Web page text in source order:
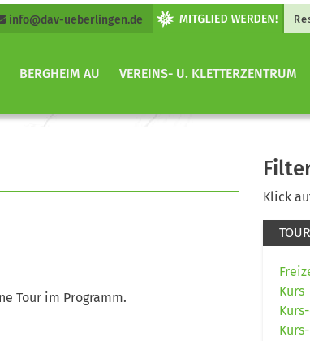
info@dav-ueberlingen.de
BERGHEIM AU VEREINS- U. KLETTERZENTRUM
Tour im Programm.
Klick
Kurs